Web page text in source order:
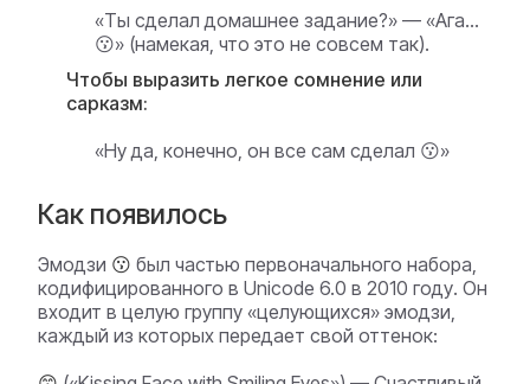
«Ты сделал домашнее задание?» — «Ага...
😗» (намекая, что это не совсем так).
Чтобы выразить легкое сомнение или
сарказм:
«Ну да, конечно, он все сам сделал 😗»
Как появилось
Эмодзи 😗 был частью первоначального набора,
кодифицированного в Unicode 6.0 в 2010 году. Он
входит в целую группу «целующихся» эмодзи,
каждый из которых передает свой оттенок: